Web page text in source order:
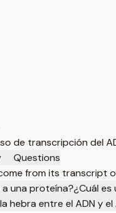
de transcripción del
Questions
from its transcript
una proteína?¿Cuál es
hebra entre el ADN y el